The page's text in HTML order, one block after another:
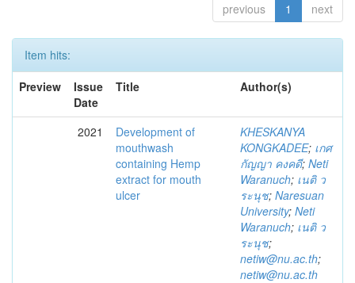
previous 1 next
Item hits:
Preview
Issue
Date
Title Author(s)
2021
Development of
mouthwash
containing Hemp
extract for mouth
ulcer
KHESKANYA
KONGKADEE; เกศ
กัญญา คงคดี; Neti
Waranuch; เนติ ว
ระนุช; Naresuan
University; Neti
Waranuch; เนติ ว
ระนุช;
netiw@nu.ac.th;
netiw@nu.ac.th